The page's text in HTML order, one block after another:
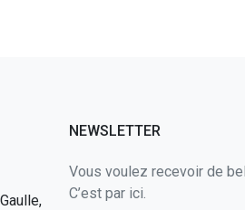
NEWSLETTER
Vous voulez recevoir de
C’est par ici.